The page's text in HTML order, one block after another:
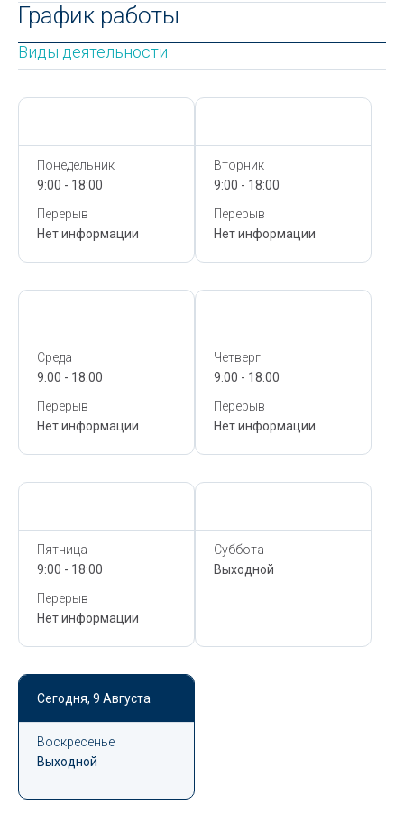
График работы
Виды деятельности
Понедельник
9:00 - 18:00
Перерыв
Нет информации
Вторник
9:00 - 18:00
Перерыв
Нет информации
Среда
9:00 - 18:00
Перерыв
Нет информации
Четверг
9:00 - 18:00
Перерыв
Нет информации
Пятница
9:00 - 18:00
Перерыв
Нет информации
Суббота
Выходной
Сегодня, 9 Августа
Воскресенье
Выходной